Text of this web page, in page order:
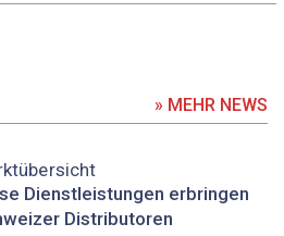
» MEHR NEWS
Dienstleistungen erbringen
Distributoren